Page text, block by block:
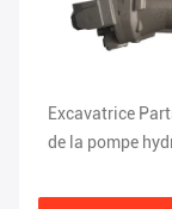
Excavatrice
de la pompe
Hitachi